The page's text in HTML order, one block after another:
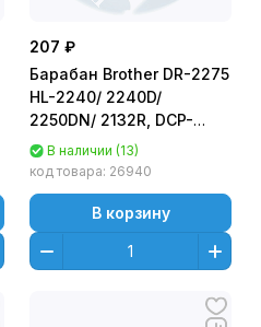
207 ₽
Барабан Brother DR-2275
HL-2240/ 2240D/
2250DN/ 2132R, DCP-
7057R/ 7060/ 7070
Лайт/Asia (ФОТОВАЛ,
В наличии (13)
код товара: 26940
В корзину